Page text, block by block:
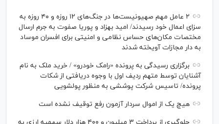
۲ عامل مهم صهیونیست‌ها در جنگ‌های ۱۲ روزه و ۴۰ روزه به
سزای اعمال خود رسیدند/ امید بهزاد و پوریا صفوت به جرم ارسال
مختصات مکان‌های حساس نظامی و امنیتی برای افسران موساد
به دار مجازات آویخته شدند
برگزاری رسیدگی به پرونده «رامک خودرو» / خرید ملک به نام
آشنایان توسط متهم ردیف اول با وجوه دریافتی از شکات
پرونده/ تاسیس شرکت پوششی به منظور پولشویی
هیچ یک از اموال سردار آزمون رفع توقیف نشده است